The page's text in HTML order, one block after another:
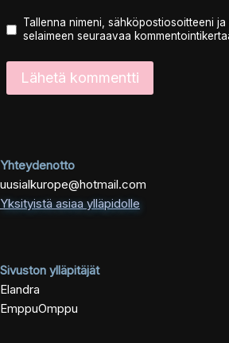
Tallenna nimeni, sähköpostiosoitteeni
selaimeen seuraavaa
Yhteydenotto
uusialkurope@hotmail.com
Yksityistä asiaa ylläpidolle
Sivuston ylläpitäjät
Elandra
EmppuOmppu